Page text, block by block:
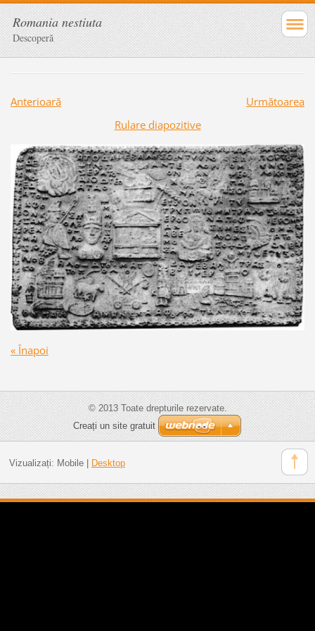
Romania nestiuta
Descoperă
Anterioară
Următoarea
Rulare diapozitive
« Înapoi
© 2013 Toate drepturile rezervate.
Creați un site gratuit
Vizualizați: Mobile| Desktop